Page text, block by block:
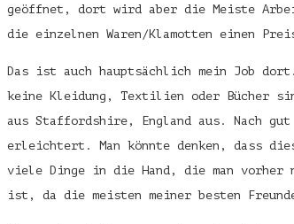
geöffnet, dort wird aber die Meiste
die einzelnen Waren/Klamotten einen
Das ist auch hauptsächlich mein Job
keine Kleidung, Textilien oder Bücher
aus Staffordshire, England aus. Nach
erleichtert. Man könnte denken, dass
viele Dinge in die Hand, die man vorher
ist, da die meisten meiner besten